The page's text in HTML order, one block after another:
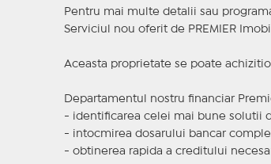
Pentru mai multe detalii sau
Serviciul nou oferit de PREMIER
Aceasta proprietate se poate
Departamentul nostru financiar
- identificarea celei mai bune solutii
- intocmirea dosarului bancar
- obtinerea rapida a creditului